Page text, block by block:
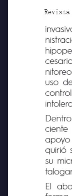
uso
ciente
apoyo
quirió
su
El